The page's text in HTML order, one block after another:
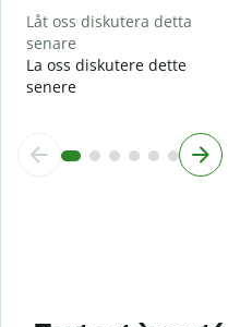
Låt oss diskutera detta
senare
La oss diskutere dette
senere